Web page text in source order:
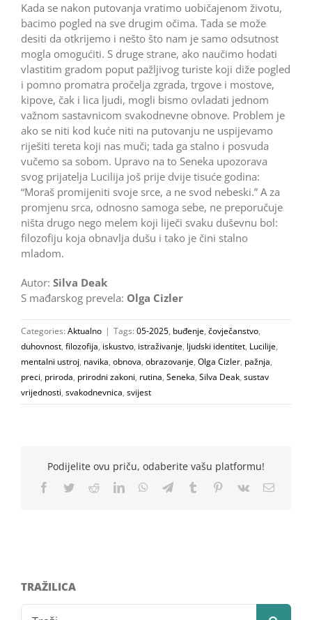
Kada se nakon putovanja vratimo uobičajenom životu,
bacimo pogled na sve drugim očima. Tada se može
desiti da otkrijemo i nešto što nam je samo odsutnost
mogla omogućiti. S druge strane, ako na­učimo hodati
vlastitim gradom poput pažljivog turiste koji diže pogled
i pomno promatra pročelja zgrada, trgove i mostove,
kipove, čak i lica ljudi, mogli bismo ovladati jednom
važnom sastavnicom svakodnevne obnove. Problem je
ako se niti kod kuće niti na putovanju ne uspijevamo
riješiti tereta koji nas muči; tada ga stalno i posvuda
vučemo sa sobom. Upravo na to Seneka upozorava
svog prijatelja Lucilija još prije dvije tisuće godina:
“Moraš promijeniti svoje srce, a ne svod nebeski.” A za
promjenu srca, odnosno samoga sebe, ne preporučuje
ništa drugo nego melem koji liječi svaku duševnu bol:
filozofiju koja obnavlja dušu i tako je čini stalno
mladom.
Autor: Silva Deak
S mađarskog prevela: Olga Cizler
Categories: Aktualno | Tags: 05-2025, buđenje, čovječanstvo,
duhovnost, filozofija, iskustvo, istraživanje, ljudski identitet, Lucilije,
mentalni ustroj, navika, obnova, obrazovanje, Olga Cizler, pažnja,
preci, priroda, prirodni zakoni, rutina, Seneka, Silva Deak, sustav
vrijednosti, svakodnevnica, svijest
Podijelite ovu priču, odaberite vašu platformu!
Facebook
TwitterRedditLinkedInWhatsApp
TelegramTumblr Pinterest
Vk Email
TRAŽILICA
Search